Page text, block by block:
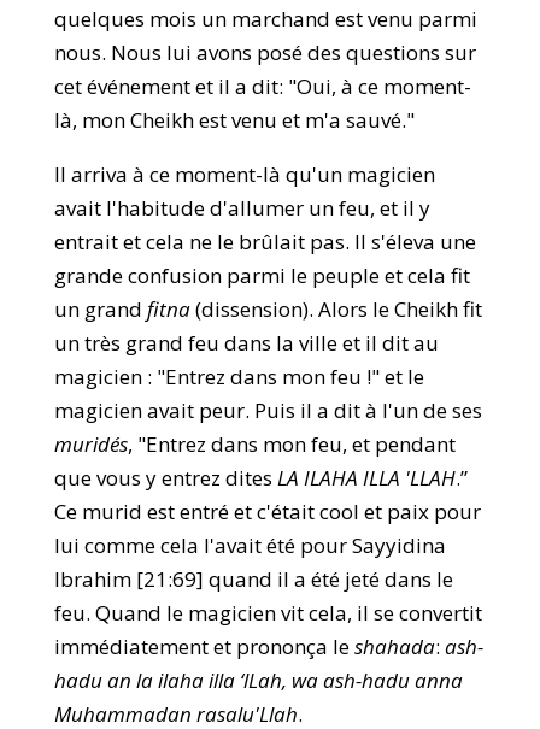
quelques mois un marchand est venu parmi
nous. Nous lui avons posé des questions sur
cet événement et il a dit: "Oui, à ce moment-
là, mon Cheikh est venu et m'a sauvé."
Il arriva à ce moment-là qu'un magicien
avait l'habitude d'allumer un feu, et il y
entrait et cela ne le brûlait pas. Il s'éleva une
grande confusion parmi le peuple et cela fit
un grand fitna(dissension). Alors le Cheikh fit
un très grand feu dans la ville et il dit au
magicien : "Entrez dans mon feu !" et le
magicien avait peur. Puis il a dit à l'un de ses
muridés, "Entrez dans mon feu, et pendant
que vous y entrez dites LA ILAHA ILLA 'LLAH.”
Ce murid est entré et c'était cool et paix pour
lui comme cela l'avait été pour Sayyidina
Ibrahim [21:69] quand il a été jeté dans le
feu. Quand le magicien vit cela, il se convertit
immédiatement et prononça leshahada: ash-
hadu an la ilaha illa ‘lLah, wa ash-hadu anna
Muhammadan rasalu'Llah.